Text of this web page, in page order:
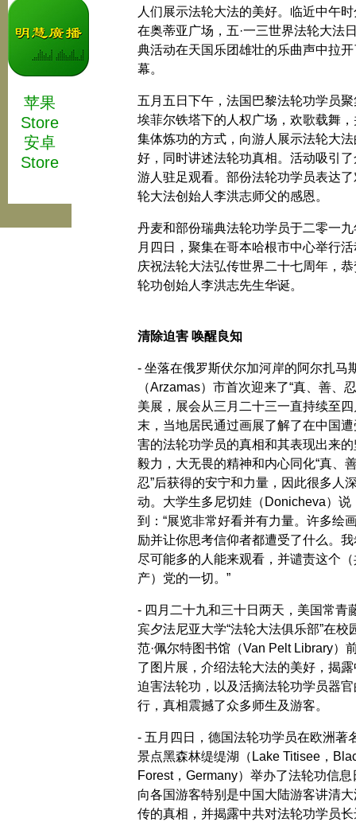
苹果
Store
安卓
Store
人们展示法轮大法的美好。临近中午
在奥蒂亚广场，五·一三世界法轮大法
典活动在天国乐团雄壮的乐曲声中拉开
幕。
五月五日下午，法国巴黎法轮功学员聚
埃菲尔铁塔下的人权广场，欢歌载舞，
集体炼功的方式，向游人展示法轮大法
好，同时讲述法轮功真相。活动吸引了
游人驻足观看。部份法轮功学员表达了
轮大法创始人李洪志师父的感恩。
丹麦和部份瑞典法轮功学员于二零一九
月四日，聚集在哥本哈根市中心举行
庆祝法轮大法弘传世界二十七周年，恭
轮功创始人李洪志先生华诞。
清除迫害 唤醒良知
- 坐落在俄罗斯伏尔加河岸的阿尔扎马
（Arzamas）市首次迎来了“真、善、
美展，展会从三月二十三一直持续至四
末，当地居民通过画展了解了在中国遭
害的法轮功学员的真相和其表现出来的
毅力，大无畏的精神和内心同化“真、
忍”后获得的安宁和力量，因此很多人
动。大学生多尼切娃（Donicheva）说
到：“展览非常好看并有力量。许多绘
励并让你思考信仰者都遭受了什么。我
尽可能多的人能来观看，并谴责这个（
产）党的一切。”
- 四月二十九和三十日两天，美国常青
宾夕法尼亚大学“法轮大法俱乐部”在校
范·佩尔特图书馆（Van Pelt Library）
了图片展，介绍法轮大法的美好，揭露
迫害法轮功，以及活摘法轮功学员器官
行，真相震撼了众多师生及游客。
- 五月四日，德国法轮功学员在欧洲著
景点黑森林缇缇湖（Lake Titisee，
Forest，Germany）举办了法轮功信息
向各国游客特别是中国大陆游客讲清大
传的真相，并揭露中共对法轮功学员长